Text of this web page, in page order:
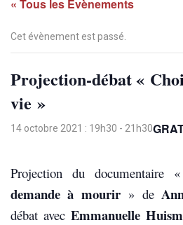
« Tous les Évènements
Cet évènement est passé.
Projection-débat «
vie »
14 octobre 2021 : 19h30 - 21h30
Projection du documentaire «
demande à mourir» de
débat avec Emmanuelle